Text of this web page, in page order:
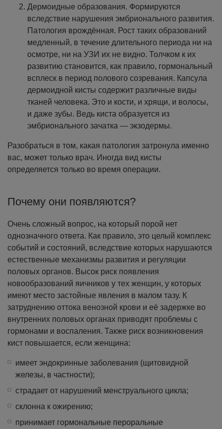
Дермоидные образования. Формируются
вследствие нарушения эмбрионального развития.
Патология врождённая. Рост таких образований
медленный, в течение длительного периода ни на
осмотре, ни на УЗИ их не видно. Толчком к их
развитию становится, как правило, гормональный
всплеск в период полового созревания. Капсула
дермоидной кисты содержит различные виды
тканей человека. Это и кости, и хрящи, и волосы,
и даже зубы. Ведь киста образуется из
эмбрионального зачатка — экзодермы.
Разобраться в том, какая патология затронула именно
вас, может только врач. Иногда вид кисты
определяется только во время операции.
Почему они появляются?
Очень сложный вопрос, на который порой нет
однозначного ответа. Как правило, это целый комплекс
событий и состояний, вследствие которых нарушаются
естественные механизмы развития и регуляции
половых органов. Высок риск появления
новообразований яичников у тех женщин, у которых
имеют место застойные явления в малом тазу. К
затруднению оттока венозной крови и её задержке во
внутренних половых органах приводят проблемы с
гормонами и воспаления. Также риск возникновения
кист повышается, если женщина:
имеет эндокринные заболевания (щитовидной
железы, в частности);
страдает от нарушений менструального цикла;
склонна к ожирению;
принимает гормональные пероральные